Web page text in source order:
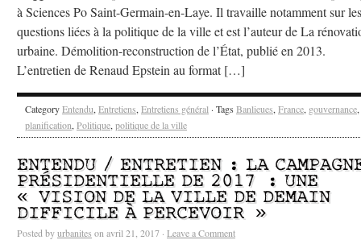
à Sciences Po Saint-Germain-en-Laye. Il travaille notamment sur les
questions liées à la politique de la ville et est l’auteur de La
urbaine. Démolition-reconstruction de l’État, publié en 2013.
L’entretien de Renaud Epstein au format […]
CategoryEntendu, Entretiens, Entretiens général · Tags Banlieues, France, gouvernance,
planification, Politique, politique de la ville
ENTENDU / ENTRETIEN : LA
PRÉSIDENTIELLE DE 2017 : UNE
« VISION DE LA VILLE DE DEMAIN
DIFFICILE À PERCEVOIR »
Posted byurbanites on avril 21, 2017 · Leave a Comment